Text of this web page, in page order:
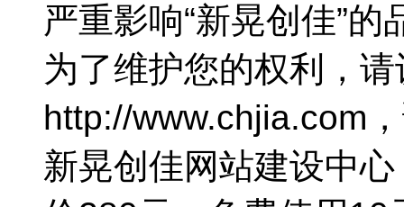
严重影响“新晃创佳”
为了维护您的权利，
http://www.chjia.com
新晃创佳网站建设中